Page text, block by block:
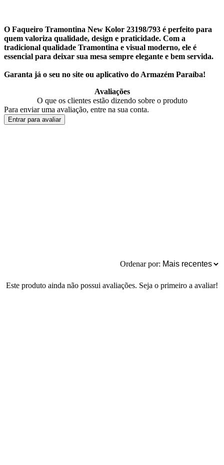
O Faqueiro Tramontina New Kolor 23198/793 é perfeito para
quem valoriza qualidade, design e praticidade. Com a
tradicional qualidade Tramontina e visual moderno, ele é
essencial para deixar sua mesa sempre elegante e bem servida.
Garanta já o seu no site ou aplicativo do Armazém Paraíba!
Avaliações
O que os clientes estão dizendo sobre o produto
Para enviar uma avaliação, entre na sua conta.
Entrar para avaliar
Ordenar por:
Este produto ainda não possui avaliações. Seja o primeiro a avaliar!